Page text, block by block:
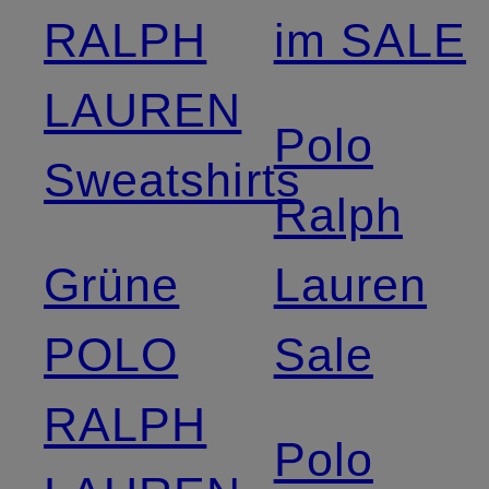
RALPH
LAUREN
Sweatshirts
Grüne
POLO
RALPH
im SALE
Polo
Ralph
Lauren
Sale
Polo